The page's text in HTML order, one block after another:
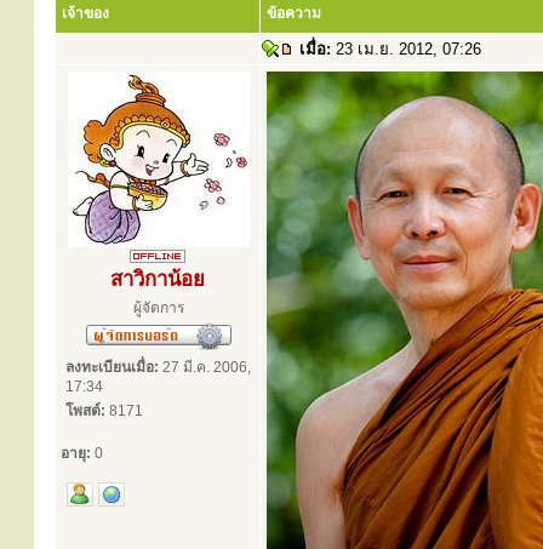
เจ้าของ ข้อความ
เมื่อ: 23 เม.ย. 2012, 07:26
สาวิกาน้อย
ผู้จัดการ
ลงทะเบียนเมื่อ: 27 มี.ค. 2006,
17:34
โพสต์: 8171
อายุ: 0